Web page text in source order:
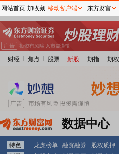
财经 焦点 股票 新股 期指 期权
数据中心
特色 龙虎榜单 融资融券 股权质押
网站首页 加收藏 移动客户端 东方财富